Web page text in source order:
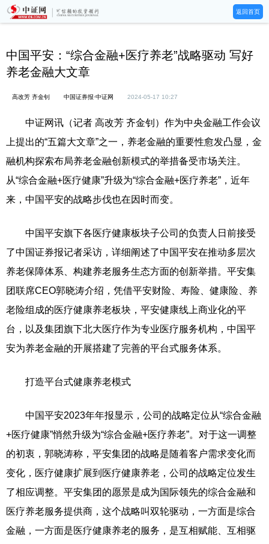
返回首页
中国平安：“综合金融+医疗养老”战略驱动 写好
养老金融大文章
高改芳 齐金钊 中国证券报·中证网 2024-05-17 10:27
中证网讯（记者 高改芳 齐金钊）作为中央金融工作会议
上提出的“五篇大文章”之一，养老金融的重要性愈发凸显，金
融机构探索布局养老金融创新模式的举措备受市场关注。
从“综合金融+医疗健康”升级为“综合金融+医疗养老”，近年
来，中国平安的战略步伐也在因时而变。
中国平安旗下各医疗健康板块子公司的负责人日前接受
了中国证券报记者采访，详细阐述了中国平安在推动多层次
养老保障体系、构建养老服务生态方面的创新举措。平安集
团联席CEO郭晓涛介绍，凭借平安财险、寿险、健康险、养
老险组成的医疗健康养老板块，平安健康线上商业化的平
台，以及集团旗下北大医疗作为专业医疗服务机构，中国平
安为养老金融的开展搭建了完善的平台式服务体系。
打造平台式健康养老模式
中国平安2023年年报显示，公司的战略定位从“综合金融
+医疗健康”悄然升级为“综合金融+医疗养老”。对于这一调整
的初衷，郭晓涛称，平安集团的战略是随着客户需求变化而
变化，医疗健康扩展到医疗健康养老，公司的战略定位发生
了相应调整。平安集团的愿景是成为国际领先的综合金融和
医疗养老服务提供商，这个战略叫双轮驱动，一方面是综合
金融，一方面是医疗健康养老的服务，是互相赋能、互相驱